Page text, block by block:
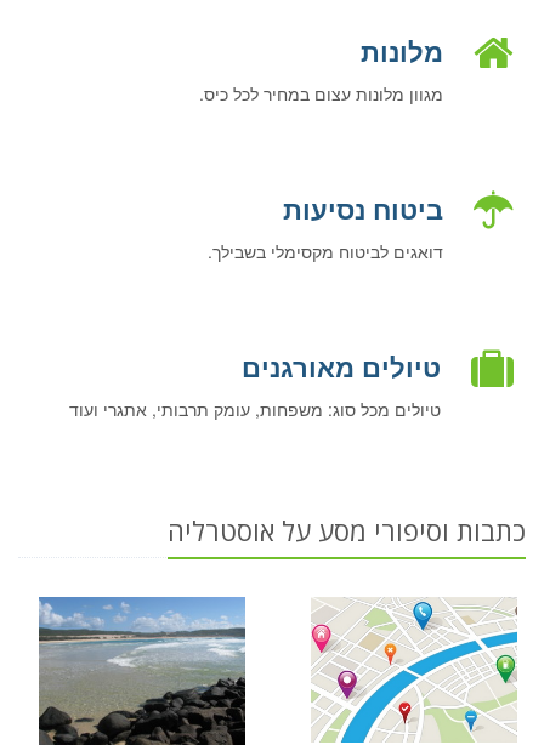
מלונות
מגוון מלונות עצום במחיר לכל כיס.
ביטוח נסיעות
דואגים לביטוח מקסימלי בשבילך.
טיולים מאורגנים
טיולים מכל סוג: משפחות, עומק תרבותי, אתגרי ועוד
כתבות וסיפורי מסע על אוסטרליה